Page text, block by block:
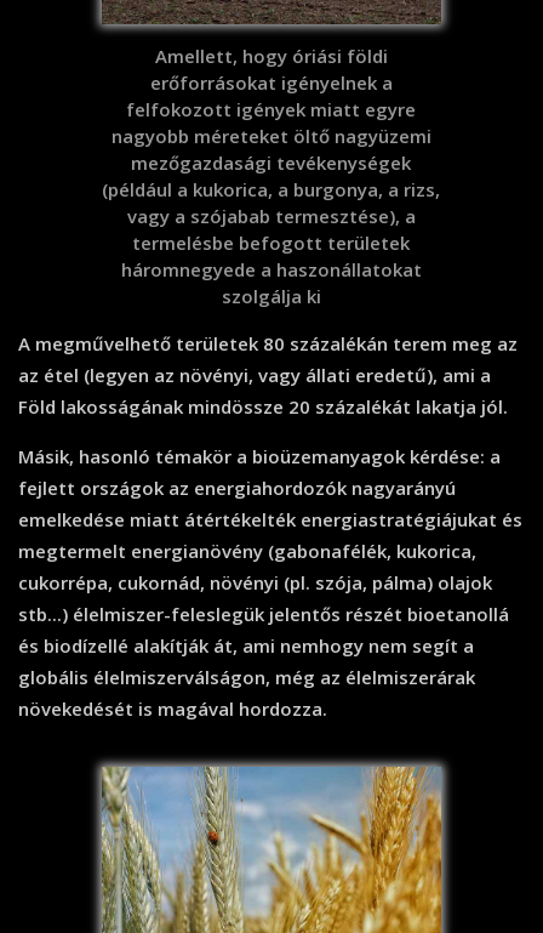
Amellett, hogy óriási földi
erőforrásokat igényelnek a
felfokozott igények miatt egyre
nagyobb méreteket öltő nagyüzemi
mezőgazdasági tevékenységek
(például a kukorica, a burgonya, a rizs,
vagy a szójabab termesztése), a
termelésbe befogott területek
háromnegyede a haszonállatokat
szolgálja ki
A megművelhető területek 80 százalékán terem meg az
az étel (legyen az növényi, vagy állati eredetű), ami a
Föld lakosságának mindössze 20 százalékát lakatja jól.
Másik, hasonló témakör a bioüzemanyagok kérdése: a
fejlett országok az energiahordozók nagyarányú
emelkedése miatt átértékelték energiastratégiájukat és
megtermelt energianövény (gabonafélék, kukorica,
cukorrépa, cukornád, növényi (pl. szója, pálma) olajok
stb...) élelmiszer-feleslegük jelentős részét bioetanollá
és biodízellé alakítják át, ami nemhogy nem segít a
globális élelmiszerválságon, még az élelmiszerárak
növekedését is magával hordozza.